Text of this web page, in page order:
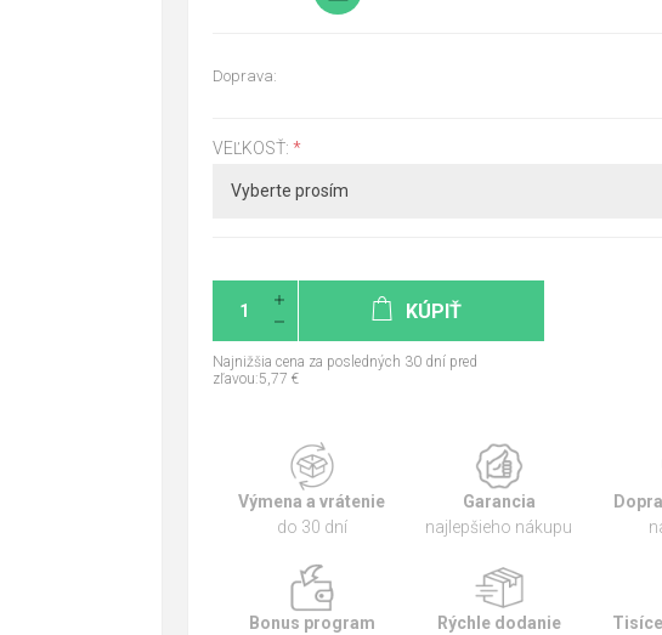
Doprava:
VEĽKOSŤ: *
KÚPIŤ
Najnižšia cena za posledných 30 dní pred
zľavou:5,77 €
Výmena a vrátenie
do 30 dní
Garancia
najlepšieho nákupu
Bonus program
Rýchle dodanie